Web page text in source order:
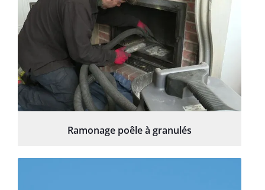
Ramonage poêle à granulés